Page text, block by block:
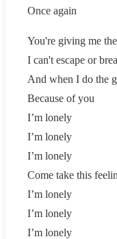
Once again
You're giving me
I can't escape or
And when I do the
Because of you
I’m lonely
I’m lonely
I’m lonely
Come take this
I’m lonely
I’m lonely
I’m lonely